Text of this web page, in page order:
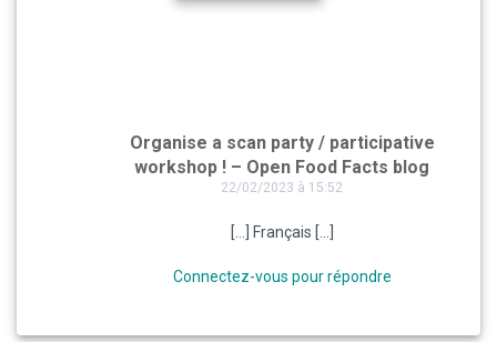
Organise a scan party / participative
workshop ! – Open Food Facts blog
22/02/2023 à 15:52
[…] Français […]
Connectez-vous pour répondre